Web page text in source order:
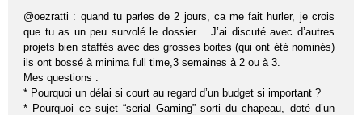
@oezratti : quand tu parles de 2 jours, ca me fait hurler, je crois
que tu as un peu survolé le dossier… J’ai discuté avec d’autres
projets bien staffés avec des grosses boites (qui ont été nominés)
ils ont bossé à minima full time,3 semaines à 2 ou à 3.
Mes questions :
* Pourquoi un délai si court au regard d’un budget si important ?
* Pourquoi ce sujet “serial Gaming” sorti du chapeau, doté d’un